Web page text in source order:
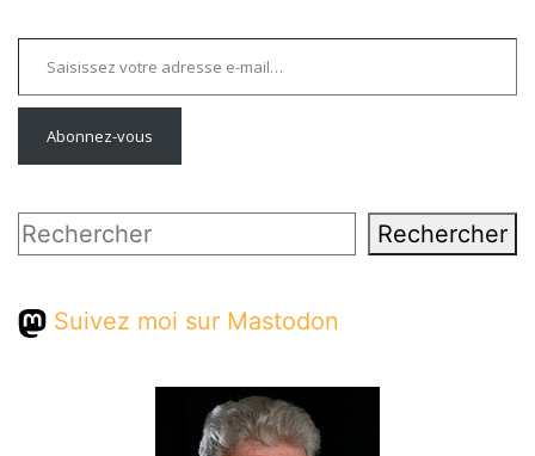
Saisissez votre adresse e-mail…
Abonnez-vous
Rechercher Rechercher
Suivez moi sur Mastodon